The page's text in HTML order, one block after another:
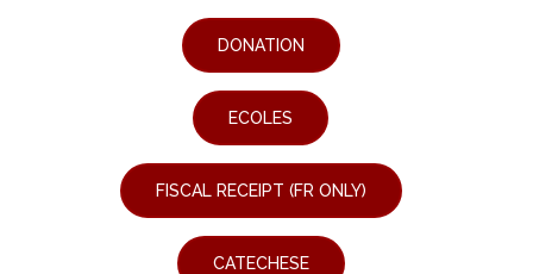
DONATION
ECOLES
FISCAL RECEIPT (FR ONLY)
CATECHESE